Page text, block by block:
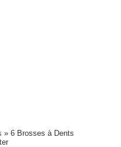
» 6 Brosses à Dents